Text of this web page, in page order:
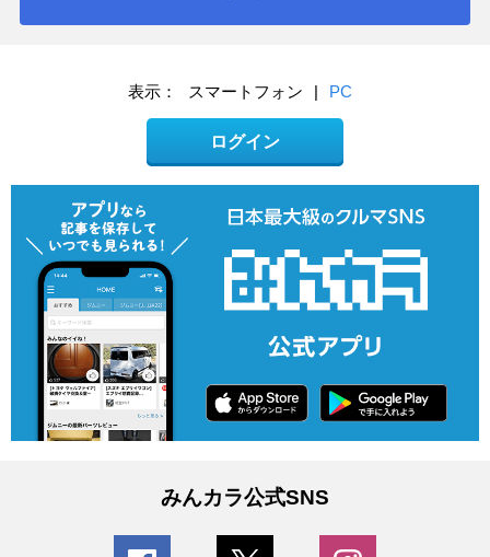
表示： スマートフォン | PC
ログイン
みんカラ公式SNS